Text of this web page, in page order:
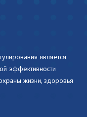
является
эффективности
жизни, здоровья